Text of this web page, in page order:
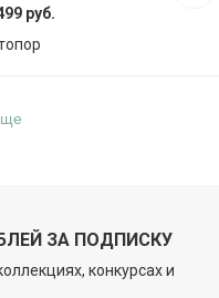
руб.
ЗА ПОДПИСКУ
конкурсах и